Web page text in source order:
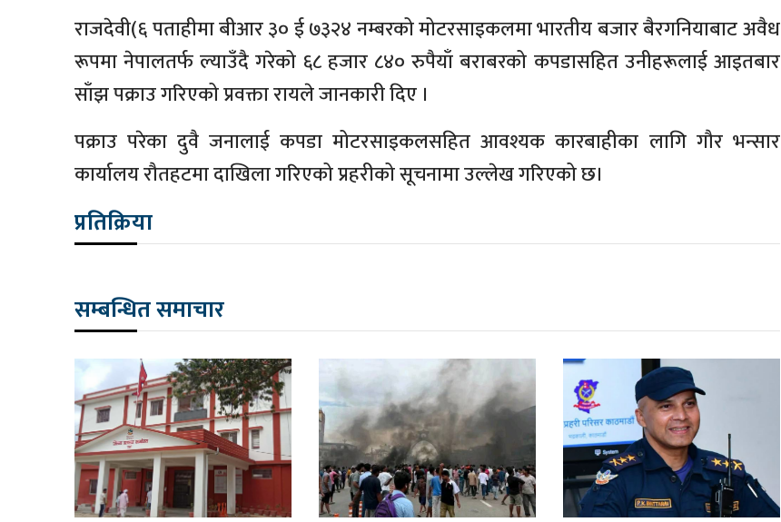
राजदेवी(६ पताहीमा बीआर ३० ई ७३२४ नम्बरको मोटरसाइकलमा भारतीय बजार बैरगनियाबाट अवैध
रूपमा नेपालतर्फ ल्याउँदै गरेको ६८ हजार ८४० रुपैयाँ बराबरको कपडासहित उनीहरूलाई आइतबार
साँझ पक्राउ गरिएको प्रवक्ता रायले जानकारी दिए ।
पक्राउ परेका दुवै जनालाई कपडा मोटरसाइकलसहित आवश्यक कारबाहीका लागि गौर भन्सार
कार्यालय रौतहटमा दाखिला गरिएको प्रहरीको सूचनामा उल्लेख गरिएको छ।
प्रतिक्रिया
सम्बन्धित समाचार